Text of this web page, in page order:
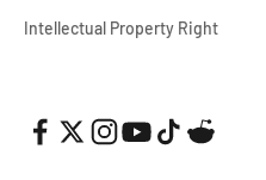
Intellectual Property Right